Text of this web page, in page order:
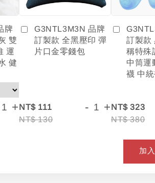
牌
雙
運
健
+
G3NTL3M3N 品牌
訂製款 全黑壓印 彈
片口金零錢包
NT$ 111
NT$ 130
- +
訂製款
稱特殊
中筒運
襪 中
NT$ 323
NT$ 380
加